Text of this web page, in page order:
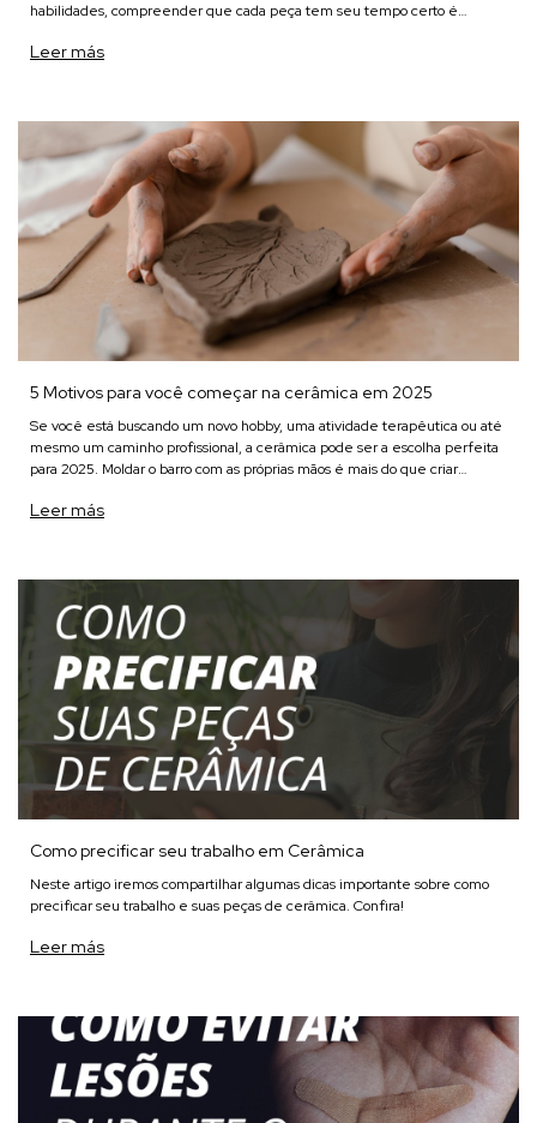
habilidades, compreender que cada peça tem seu tempo certo é
Leer más
5 Motivos para você começar na cerâmica em 2025
Se você está buscando um novo hobby, uma atividade terapêutica ou até
mesmo um caminho profissional, a cerâmica pode ser a escolha perfeita
para 2025. Moldar o barro com as próprias mãos é mais do que criar
Leer más
Como precificar seu trabalho em Cerâmica
Neste artigo iremos compartilhar algumas dicas importante sobre como
precificar seu trabalho e suas peças de cerâmica. Confira!
Leer más